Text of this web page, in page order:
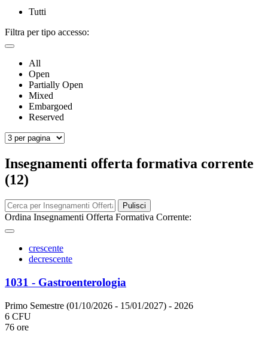
Tutti
Filtra per tipo accesso:
All
Open
Partially Open
Mixed
Embargoed
Reserved
Insegnamenti offerta formativa corrente
(12)
Pulisci
Ordina Insegnamenti Offerta Formativa Corrente:
crescente
decrescente
1031 - Gastroenterologia
Primo Semestre (01/10/2026 - 15/01/2027) - 2026
6 CFU
76 ore